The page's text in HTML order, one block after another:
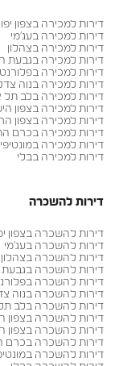
דירות למכירה בצפון יפו
דירות למכירה בעג׳מי
דירות למכירה בצהלון
דירות למכירה בגבעת
דירות למכירה
דירות למכירה בנוה
דירות למכירה בלב תל
דירות למכירה בצפון
דירות למכירה בצפון
דירות למכירה בכרם
דירות למכירה
דירות למכירה בבלי
דירות להשכרה
דירות להשכרה בצפון
דירות להשכרה בעג׳מי
דירות להשכרה בצהלון
דירות להשכרה
דירות להשכרה
דירות להשכרה בנוה
דירות להשכרה בלב
דירות להשכרה בצפון
דירות להשכרה בצפון
דירות להשכרה בכרם
דירות להשכרה